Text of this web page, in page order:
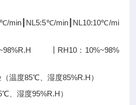
min┃NL5:5℃/min┃NL10:10℃/mi
┃RH10：10%~98%
温度85℃、湿度85%R.H）
、湿度95%R.H）